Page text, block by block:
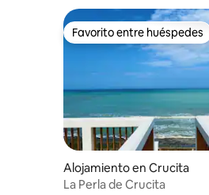
Favorito entre huéspedes
Favorito entre huéspedes
Alojamiento en Crucita
La Perla de Crucita